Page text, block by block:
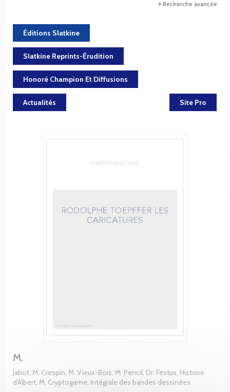
Recherche avancée
Éditions Slatkine
Slatkine Reprints-Érudition
Honoré Champion Et Diffusions
Actualités Site Pro
M.
Jabot, M. Crespin, M. Vieux-Bois, M. Pencil, Dr. Festus, Histoire
d'Albert, M. Cryptogame. Intégrale des bandes dessinées.